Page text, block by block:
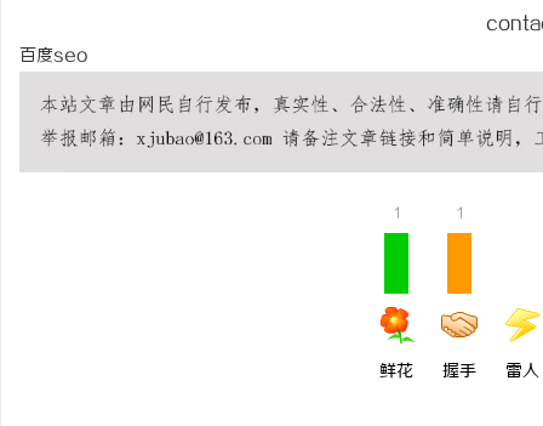
百度seo
1
鲜花
1
握手 雷人